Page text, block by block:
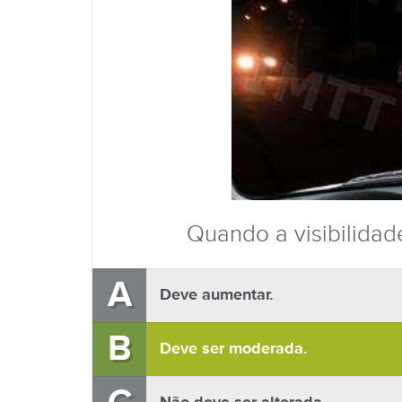
Quando a
A Deve aumentar.
B Deve ser moderada.